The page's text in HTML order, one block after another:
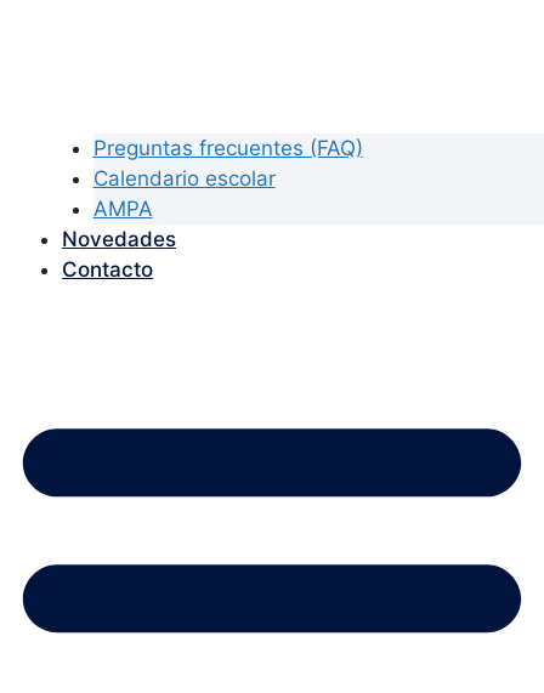
Preguntas frecuentes (FAQ)
Calendario escolar
AMPA
Novedades
Contacto